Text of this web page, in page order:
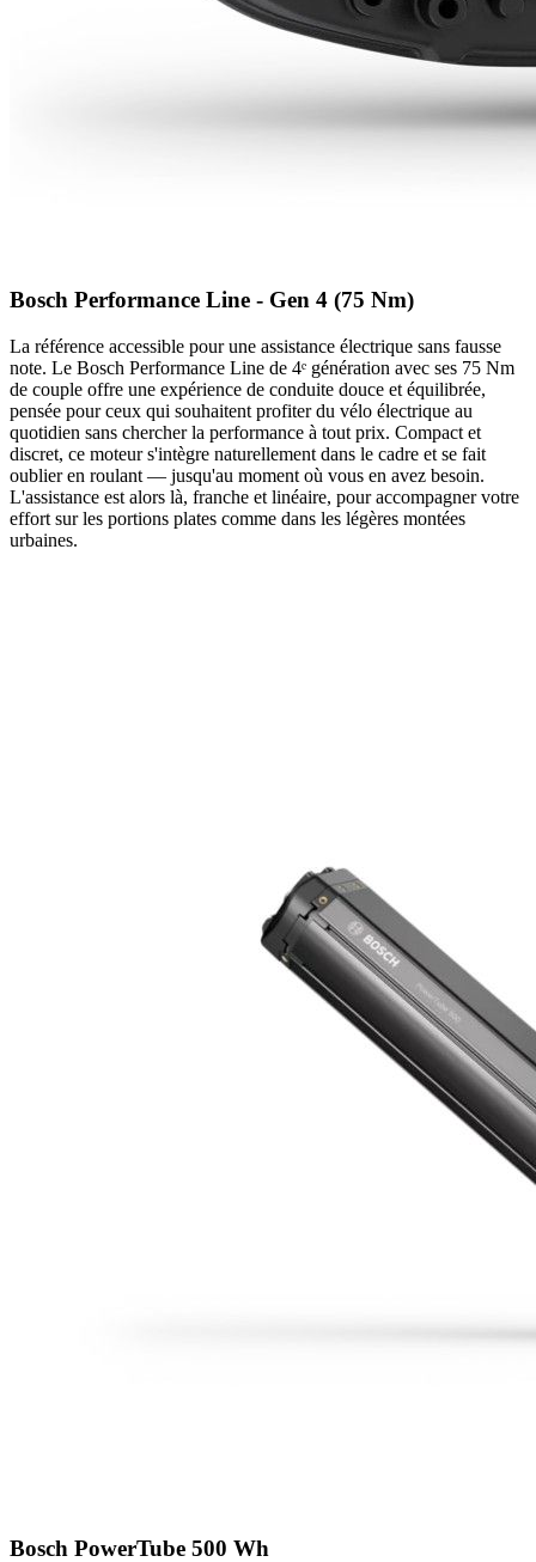
Bosch Performance Line - Gen 4 (75 Nm)
La référence accessible pour une assistance électrique sans fausse
note. Le Bosch Performance Line de 4ᵉ génération avec ses 75 Nm
de couple offre une expérience de conduite douce et équilibrée,
pensée pour ceux qui souhaitent profiter du vélo électrique au
quotidien sans chercher la performance à tout prix. Compact et
discret, ce moteur s'intègre naturellement dans le cadre et se fait
oublier en roulant — jusqu'au moment où vous en avez besoin.
L'assistance est alors là, franche et linéaire, pour accompagner votre
effort sur les portions plates comme dans les légères montées
urbaines.
Bosch PowerTube 500 Wh